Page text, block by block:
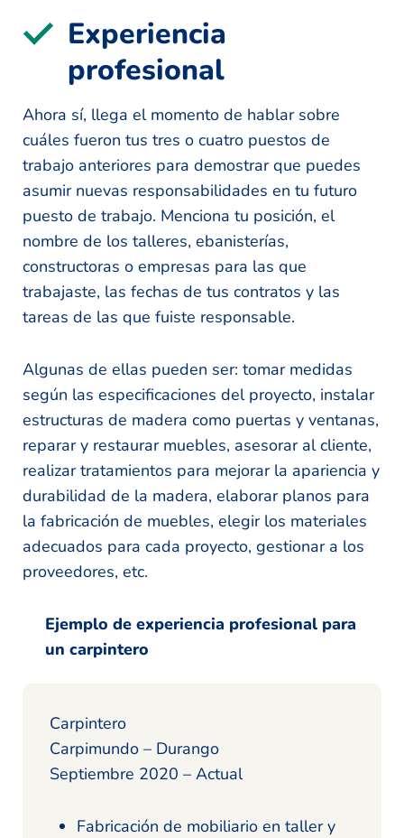
Experiencia
profesional
Ahora sí, llega el momento de hablar sobre
cuáles fueron tus tres o cuatro puestos de
trabajo anteriores para demostrar que puedes
asumir nuevas responsabilidades en tu futuro
puesto de trabajo. Menciona tu posición, el
nombre de los talleres, ebanisterías,
constructoras o empresas para las que
trabajaste, las fechas de tus contratos y las
tareas de las que fuiste responsable.
Algunas de ellas pueden ser: tomar medidas
según las especificaciones del proyecto, instalar
estructuras de madera como puertas y ventanas,
reparar y restaurar muebles, asesorar al cliente,
realizar tratamientos para mejorar la apariencia y
durabilidad de la madera, elaborar planos para
la fabricación de muebles, elegir los materiales
adecuados para cada proyecto, gestionar a los
proveedores, etc.
Ejemplo de experiencia profesional para
un carpintero
Carpintero
Carpimundo – Durango
Septiembre 2020 – Actual
Fabricación de mobiliario en taller y